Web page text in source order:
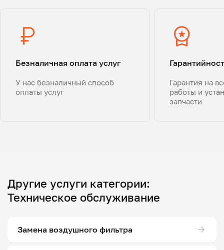
Безналичная оплата услуг
У нас безналичный способ
оплаты услуг
Гарантия на
работы и
запчасти
Другие услуги категории:
Техническое обслуживание
Замена воздушного фильтра